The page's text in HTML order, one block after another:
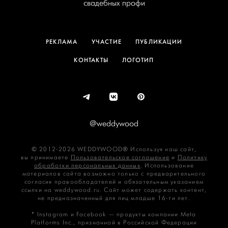
свадебных профи
РЕКЛАМА УЧАСТИЕ ПУБЛИКАЦИИ
КОНТАКТЫ ЛОГОТИП
@weddywood
© 2012-2026 WEDDYWOOD® Используя наш сайт,
вы принимаете
Пользовательское соглашение и
Политику
обработки персональных данных. Использование
материалов сайта возможно только с предварительного
согласия правообладателей и обязательным указанием
ссылки на weddywood.ru. Сайт может содержать контент,
не предназначенный для лиц младше 16‑ти лет.
* Instagram и Facebook — продукты компании Meta
Platforms Inc., признанной в Российской Федерации